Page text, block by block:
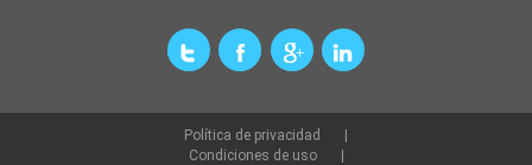
Política de privacidad
Condiciones de uso